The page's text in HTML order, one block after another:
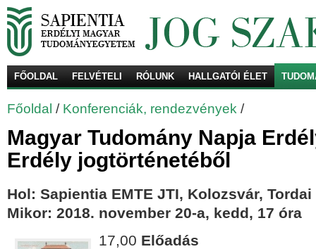
FŐOLDAL FELVÉTELI RÓLUNK HALLGATÓI ÉLET
Főoldal / Konferenciák, rendezvények /
Magyar Tudomány Napja
Erdély jogtörténetéből
Hol: Sapientia EMTE JTI, Kolozsvár,
Mikor: 2018. november 20-a, kedd, 17 óra
17,00 Előadás